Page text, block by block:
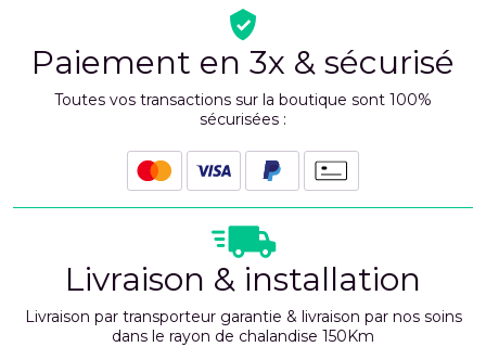
Paiement en 3x & sécurisé
Toutes vos transactions sur la boutique sont 100%
sécurisées :
Livraison & installation
Livraison par transporteur garantie & livraison par nos soins
dans le rayon de chalandise 150Km